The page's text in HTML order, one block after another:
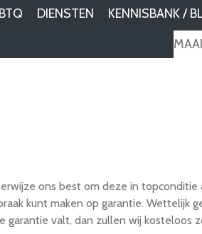
DIENSTEN KENNISBANK /
ons best om deze in
kunt maken op garantie.
valt, dan zullen wij kosteloos